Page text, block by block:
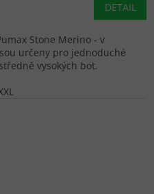
DETAIL
Stone Merino - v
určeny pro jednoduché
vysokých bot.